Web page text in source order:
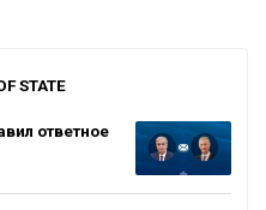
STATE
ответное